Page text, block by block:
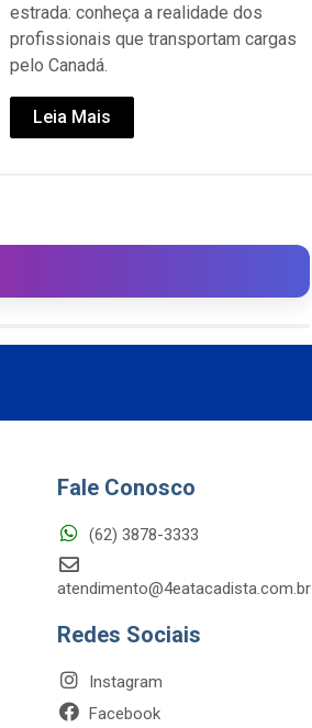
estrada: conheça a realidade dos
profissionais que transportam cargas
pelo Canadá.
Leia Mais
Fale Conosco
(62) 3878-3333
atendimento@4eatacadista.com.br
Redes Sociais
Instagram
Facebook